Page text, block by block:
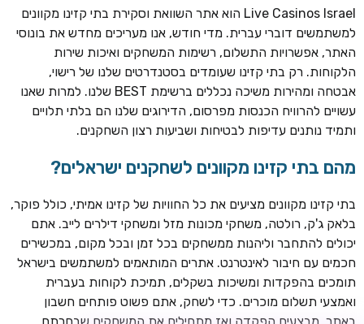
חבילת קבלת פנים: בונוס 100% עד 300€ + 100 ספיני בונוס על
ההפקדה הראשונה
CASOO
בונוס מתגלגל עד 2,000 ₪ + 200 ספינים חינם לשחקנים
חדשים
ROYSPINS
חינם על ההפקדות הראשונות
Live Casinos Israel הוא אתר השוואת וסקירת בתי קזינו מקוונים
למשתמשים דוברי עברית. מדי חודש, אנו מעריכים מחדש את בונוסי
האתר, אפשרויות התשלום, רשימות המשחקים ואיכות שירות
הלקוחות. רק בתי קזינו שעומדים בסטנדרטים שלנו של רישוי,
אבטחה ומהירות משיכה נכללים ברשימת BEST שלנו. למרות שאנו
עשויים להרוויח הכנסות מפרסום, הדירוגים שלנו הם בלתי תלויים
ותמיד נותנים עדיפות לבטיחות ושביעות רצון השחקנים.
מהם בתי קזינו מקוונים לשחקנים ישראלים?
בתי קזינו מקוונים מציעים את כל החוויות של קזינו אמיתי, כולל פוקר,
בלאק ג'ק, רולטה, משחקי מכונות מזל ומשחקי דילרים לייב. אתם
יכולים להתחבר וליהנות ממשחקים בכל זמן ובכל מקום, במכשירים
חכמים עם חיבור לאינטרנט. אתרים המותאמים למשתמשים בישראל
תומכים בהפקדות ומשיכות בשקלים, תמיכת לקוחות בעברית
ואמצעי תשלום מוכרים. כדי לשחק, אתם פשוט פותחים חשבון